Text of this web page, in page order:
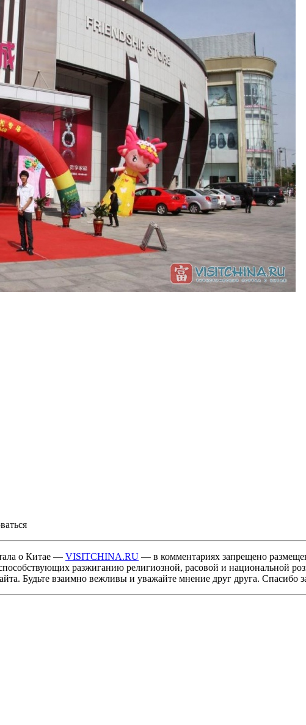
о Китае — VISITCHINA.RU — в комментариях запрещено
разжиганию религиозной, расовой и национальной
Будьте взаимно вежливы и уважайте мнение друг друга. Спасибо